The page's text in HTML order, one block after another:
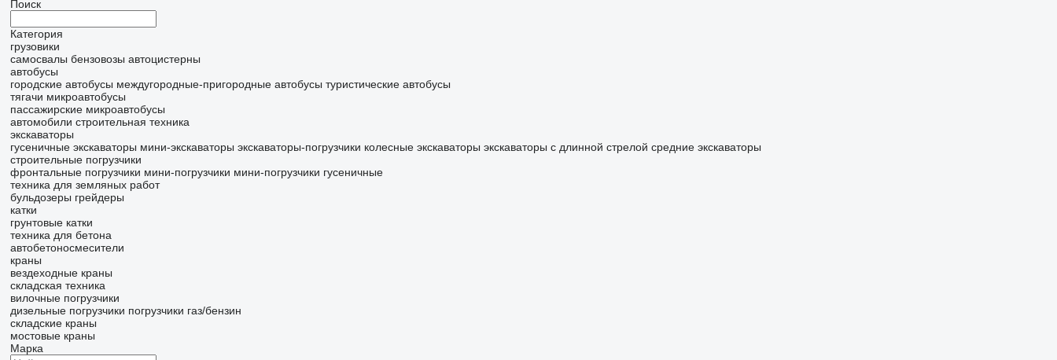
Поиск
Категория
грузовики
самосвалы бензовозы автоцистерны
автобусы
городские автобусы междугородные-пригородные автобусы туристические автобусы
тягачи микроавтобусы
пассажирские микроавтобусы
автомобили строительная техника
экскаваторы
гусеничные экскаваторы мини-экскаваторы экскаваторы-погрузчики колесные экскаваторы экскаваторы с длинной стрелой средние экскаваторы
строительные погрузчики
фронтальные погрузчики мини-погрузчики мини-погрузчики гусеничные
техника для земляных работ
бульдозеры грейдеры
катки
грунтовые катки
техника для бетона
автобетоносмесители
краны
вездеходные краны
складская техника
вилочные погрузчики
дизельные погрузчики погрузчики газ/бензин
складские краны
мостовые краны
Марка